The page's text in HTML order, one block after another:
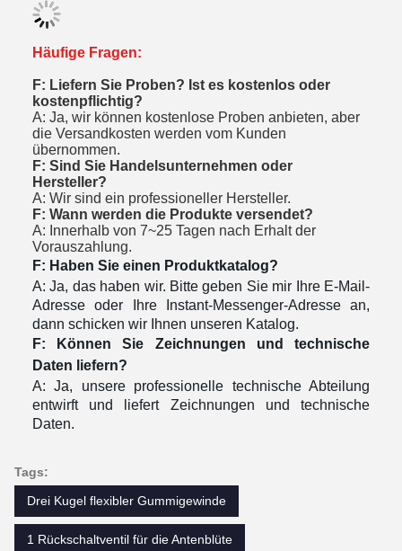
Häufige Fragen:
F: Liefern Sie Proben? Ist es kostenlos oder
kostenpflichtig?
A: Ja, wir können kostenlose Proben anbieten, aber
die Versandkosten werden vom Kunden
übernommen.
F: Sind Sie Handelsunternehmen oder
Hersteller?
A: Wir sind ein professioneller Hersteller.
F: Wann werden die Produkte versendet?
A: Innerhalb von 7~25 Tagen nach Erhalt der
Vorauszahlung.
F: Haben Sie einen Produktkatalog?
A: Ja, das haben wir. Bitte geben Sie mir Ihre E-Mail-
Adresse oder Ihre Instant-Messenger-Adresse an,
dann schicken wir Ihnen unseren Katalog.
F: Können Sie Zeichnungen und technische
Daten liefern?
A: Ja, unsere professionelle technische Abteilung
entwirft und liefert Zeichnungen und technische
Daten.
Tags:
Drei Kugel flexibler Gummigewinde
1 Rückschaltventil für die Antenblüte